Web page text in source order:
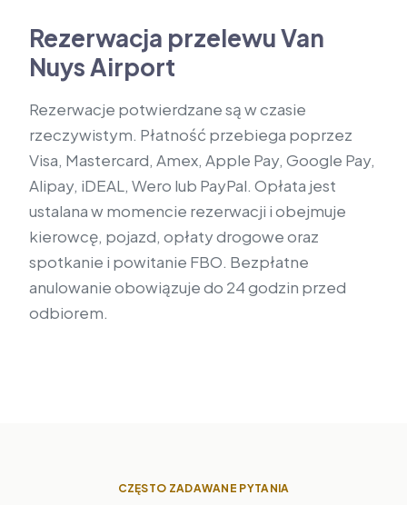
Rezerwacja przelewu Van
Nuys Airport
Rezerwacje potwierdzane są w czasie
rzeczywistym. Płatność przebiega poprzez
Visa, Mastercard, Amex, Apple Pay, Google Pay,
Alipay, iDEAL, Wero lub PayPal. Opłata jest
ustalana w momencie rezerwacji i obejmuje
kierowcę, pojazd, opłaty drogowe oraz
spotkanie i powitanie FBO. Bezpłatne
anulowanie obowiązuje do 24 godzin przed
odbiorem.
CZĘSTO ZADAWANE PYTANIA